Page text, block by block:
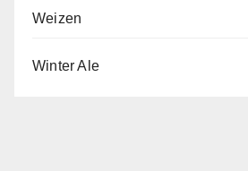
Weizen
Winter Ale